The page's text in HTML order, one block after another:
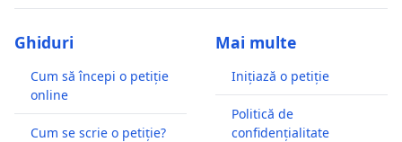
Ghiduri
Cum să începi o petiție
online
Cum se scrie o petiție?
Mai multe
Inițiază o petiție
Politică de
confidențialitate